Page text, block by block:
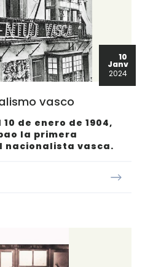
10
Janv
2024
vasco
de enero de 1904,
la primera
nacionalista vasca.